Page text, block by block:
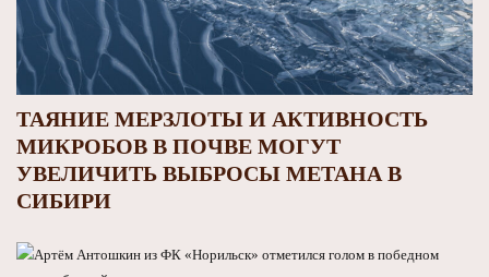
ТАЯНИЕ МЕРЗЛОТЫ И АКТИВНОСТЬ
МИКРОБОВ В ПОЧВЕ МОГУТ
УВЕЛИЧИТЬ ВЫБРОСЫ МЕТАНА В
СИБИРИ